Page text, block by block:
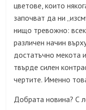
цветове, които
започват да ни
нищо тревожно:
различен начин
достатъчно мекота
твърде силен
чертите. Именно
Добрата новина? С